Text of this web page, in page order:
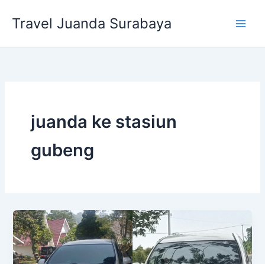
Travel Juanda Surabaya
juanda ke stasiun
gubeng